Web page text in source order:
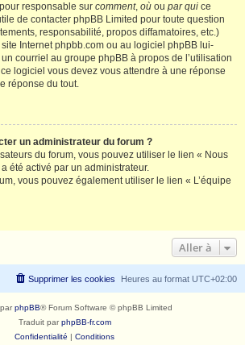
responsable sur comment, où ou par qui ce
de contacter phpBB Limited pour toute question
responsabilité, propos diffamatoires, etc.)
Internet phpbb.com ou au logiciel phpBB lui-
courriel au groupe phpBB à propos de l’utilisation
logiciel vous devez vous attendre à une réponse
réponse du tout.
un administrateur du forum ?
du forum, vous pouvez utiliser le lien « Nous
été activé par un administrateur.
vous pouvez également utiliser le lien « L’équipe
Aller à
Heures au format UTC+02:00
Supprimer les cookies
phpBB® Forum Software © phpBB Limited
Traduit parphpBB-fr.com
Confidentialité | Conditions